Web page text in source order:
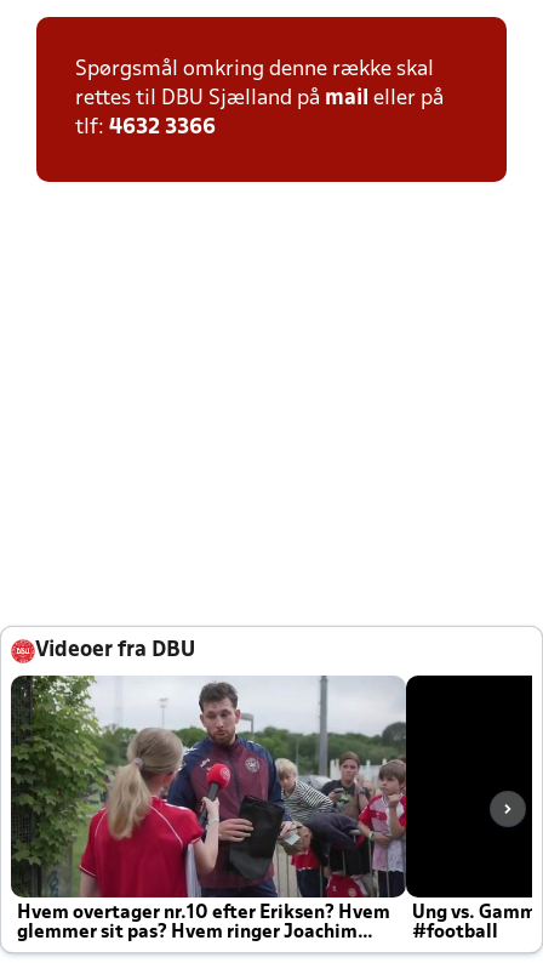
Spørgsmål omkring denne række skal
rettes til DBU Sjælland på mail eller på
tlf: 4632 3366
Videoer fra DBU
Hvem overtager nr.10 efter Eriksen? Hvem
glemmer sit pas? Hvem ringer Joachim
altid til efter kampe?
Ung vs.
#football